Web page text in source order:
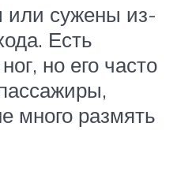
или сужены из-
Есть
но его часто
много размять